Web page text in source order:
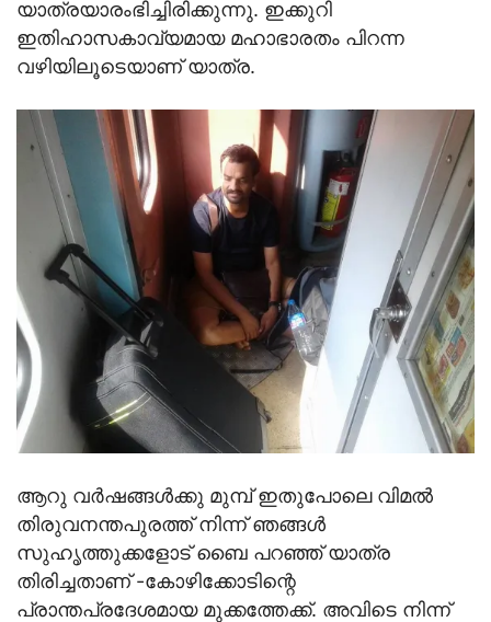
യാത്രയാരംഭിച്ചിരിക്കുന്നു. ഇക്കുറി
ഇതിഹാസകാവ്യമായ മഹാഭാരതം പിറന്ന
വഴിയിലൂടെയാണ് യാത്ര.
ആറു വര്‍ഷങ്ങള്‍ക്കു മുമ്പ് ഇതുപോലെ വിമല്‍
തിരുവനന്തപുരത്ത് നിന്ന് ഞങ്ങള്‍
സുഹൃത്തുക്കളോട് ബൈ പറഞ്ഞ് യാത്ര
തിരിച്ചതാണ് -കോഴിക്കോടിന്റെ
പ്രാന്തപ്രദേശമായ മുക്കത്തേക്ക്. അവിടെ നിന്ന്